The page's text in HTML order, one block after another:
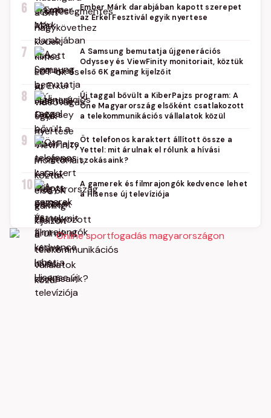
6
Ember Márk darabjában kapott szerepet
az Erkel Fesztivál egyik nyertese
7
A Samsung bemutatja újgenerációs
Odyssey és ViewFinity monitoriait, köztük
első 6K gaming kijelzőit
8
Új taggal bővült a KiberPajzs program: A
One Magyarország elsőként csatlakozott
a telekommunikációs vállalatok közül
9
Öt telefonos karaktert állított össze a
Yettel: mit árulnak el rólunk a hívási
szokásaink?
10
A gamerek és filmrajongók kedvence lehet
a Hisense új televíziója